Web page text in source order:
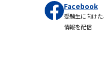
Facebook
受験生に向け
情報を配信